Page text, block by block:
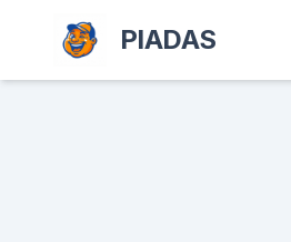
PIADAS